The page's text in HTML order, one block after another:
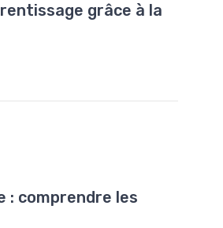
grâce à la
: comprendre les